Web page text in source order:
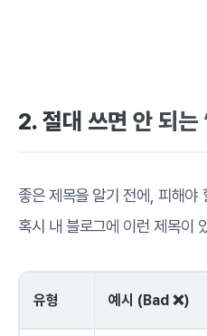
2. 절대 쓰면 안 되는
좋은 제목을 알기 전에, 피해야
혹시 내 블로그에 이런 제목이
유형 예시 (Bad ❌)